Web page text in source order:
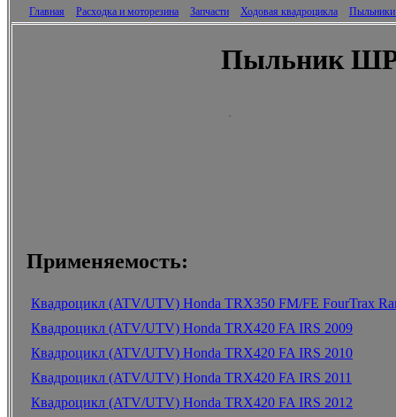
Главная Расходка и моторезина Запчасти Ходовая квадроцикла
Пыльник
Применяемость:
Квадроцикл (ATV/UTV) Honda TRX350 FM/FE FourTrax
Квадроцикл (ATV/UTV) Honda TRX420 FA IRS 2009
Квадроцикл (ATV/UTV) Honda TRX420 FA IRS 2010
Квадроцикл (ATV/UTV) Honda TRX420 FA IRS 2011
Квадроцикл (ATV/UTV) Honda TRX420 FA IRS 2012